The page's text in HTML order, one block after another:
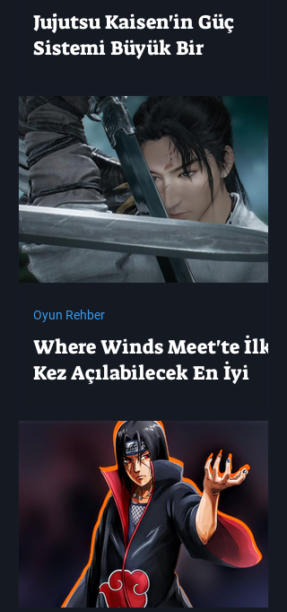
Jujutsu Kaisen'in Güç
Sistemi Büyük Bir
Where Winds Meet'te İlk
Kez Açılabilecek En İyi
Oyun Rehber